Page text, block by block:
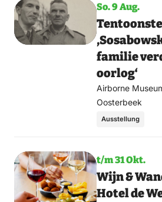
So.9Aug.
familie
oorlog‘
Airborne
Oosterbeek
Ausstellung
t/m 31 Okt.
Wijn &
Hotel de